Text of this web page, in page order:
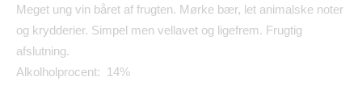
Meget ung vin båret af frugten. Mørke bær, let animalske noter
og krydderier. Simpel men vellavet og ligefrem. Frugtig
afslutning.
Alkolholprocent: 14%